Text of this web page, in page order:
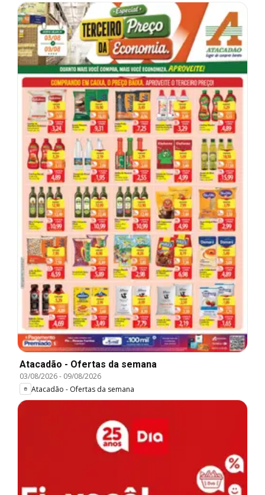
Atacadão - Ofertas da semana
03/08/2026- 09/08/2026
Atacadão - Ofertas da semana